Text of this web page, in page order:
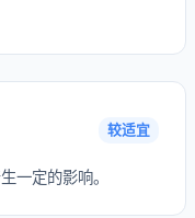
较适宜
一定的影响。